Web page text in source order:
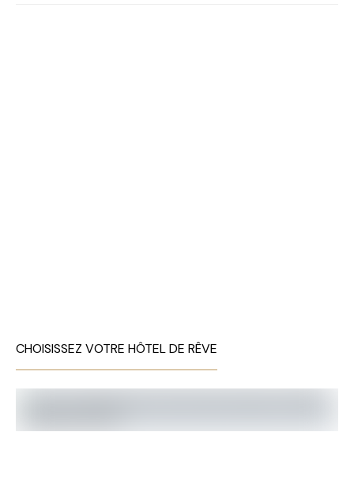
CHOISISSEZ VOTRE HÔTEL DE RÊVE